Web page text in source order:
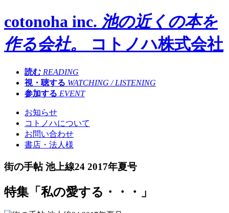
cotonoha inc. 池の近くの本を
作る会社。
コトノハ株式会社
読む READING
視・聴する WATCHING / LISTENING
参加する EVENT
お知らせ
コトノハについて
お問い合わせ
書店・法人様
街の手帖 池上線24 2017年夏号
特集「私の愛する・・・」